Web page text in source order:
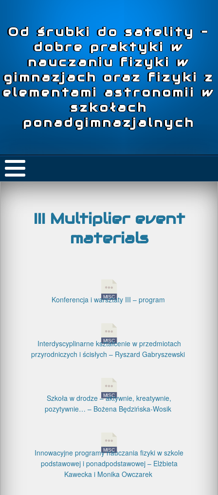
Od śrubki do satelity –
dobre praktyki w
nauczaniu fizyki w
gimnazjach oraz fizyki z
elementami astronomii w
szkołach
ponadgimnazjalnych
III Multiplier event
materials
Konferencja i warsztaty III – program
Interdyscyplinarne kształcenie w przedmiotach
przyrodniczych i ścisłych – Ryszard Gabryszewski
Szkoła w drodze – aktywnie, kreatywnie,
pozytywnie… – Bożena Będzińska-Wosik
Innowacyjne programy nauczania fizyki w szkole
podstawowej i ponadpodstawowej – Elżbieta
Kawecka i Monika Owczarek